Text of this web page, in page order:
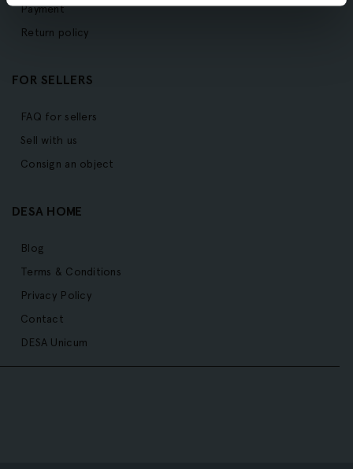
Payment
Return policy
FOR SELLERS
FAQ for sellers
Sell with us
Consign an object
DESA HOME
Blog
Terms & Conditions
Privacy Policy
Contact
DESA Unicum